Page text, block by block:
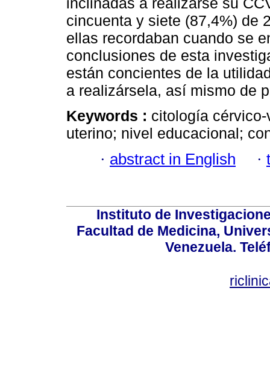
cincuenta y siete (87,4%) de
ellas recordaban cuando se
conclusiones de esta
están concientes de la
a realizársela, así mismo de
Keywords : citología
uterino; nivel educacional;
· abstract in English ·
Instituto de
Facultad de Medicina,
Venezuela.